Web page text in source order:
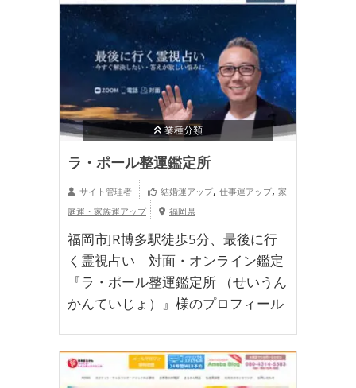
業種分類
ラ・ポール整運鑑定所
サイト管理者 結婚運アップ, 仕事運アップ, 家
庭運・家族運アップ
福岡県
福岡市JR博多駅徒歩5分、最後に行
く霊視占い 対面・オンライン鑑定
『ラ・ポール整運鑑定所 （せいうん
かんていじょ）』様のプロフィール